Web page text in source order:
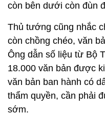
còn bên dưới còn đùn
Thủ tướng cũng nhắc
còn chồng chéo, văn
Ông dẫn số liệu từ Bộ
18.000 văn bản được
văn bản ban hành có
thẩm quyền, cần phải
sớm.